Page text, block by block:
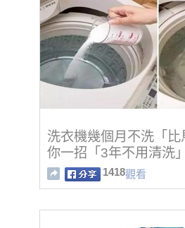
洗衣機幾個月不洗「
你一招「3年不用清洗
1418觀看